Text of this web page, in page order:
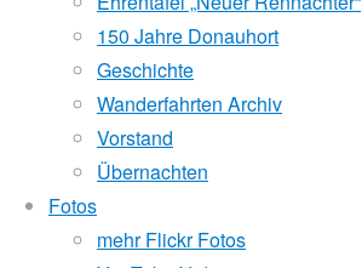
150 Jahre Donauhort
Geschichte
Wanderfahrten Archiv
Vorstand
Übernachten
Fotos
mehr Flickr Fotos
2025
November
2025
Seichtstellen
Schleusenstatus
Windfinder Kuchelauer Hafen
Mitglied der